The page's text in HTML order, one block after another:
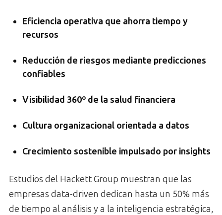
Eficiencia operativa que ahorra tiempo y
recursos
Reducción de riesgos mediante predicciones
confiables
Visibilidad 360º de la salud financiera
Cultura organizacional orientada a datos
Crecimiento sostenible impulsado por insights
Estudios del Hackett Group muestran que las
empresas data-driven dedican hasta un 50% más
de tiempo al análisis y a la inteligencia estratégica,